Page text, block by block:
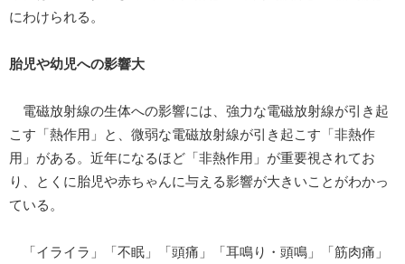
にわけられる。
胎児や幼児への影響大
電磁放射線の生体への影響には、強力な電磁放射線が引き起
こす「熱作用」と、微弱な電磁放射線が引き起こす「非熱作
用」がある。近年になるほど「非熱作用」が重要視されてお
り、とくに胎児や赤ちゃんに与える影響が大きいことがわかっ
ている。
「イライラ」「不眠」「頭痛」「耳鳴り・頭鳴」「筋肉痛」